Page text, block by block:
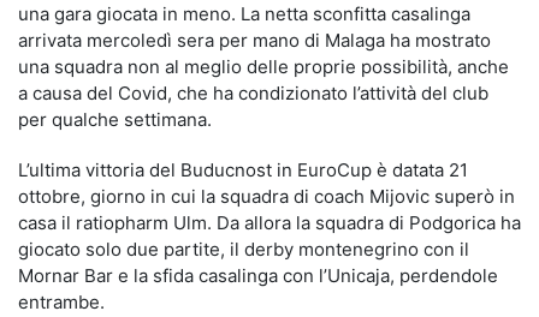
una gara giocata in meno. La netta sconfitta casalinga
arrivata mercoledì sera per mano di Malaga ha mostrato
una squadra non al meglio delle proprie possibilità, anche
a causa del Covid, che ha condizionato l’attività del club
per qualche settimana.
L’ultima vittoria del Buducnost in EuroCup è datata 21
ottobre, giorno in cui la squadra di coach Mijovic superò in
casa il ratiopharm Ulm. Da allora la squadra di Podgorica ha
giocato solo due partite, il derby montenegrino con il
Mornar Bar e la sfida casalinga con l’Unicaja, perdendole
entrambe.